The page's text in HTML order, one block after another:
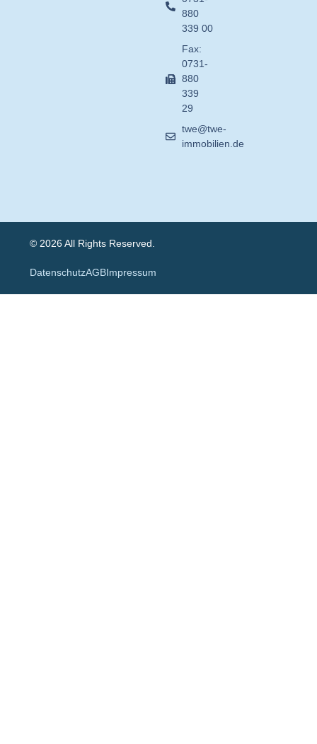
880
339 00
Fax:
0731-
880
339
29
twe@twe-
immobilien.de
© 2026 All Rights Reserved.
DatenschutzAGBImpressum